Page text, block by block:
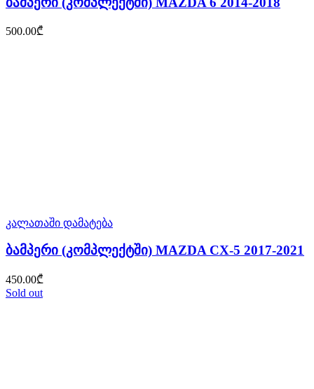
500.00₾
კალათაში დამატება
ბამპერი (კომპლექტში) MAZDA CX-5 2017-2021
450.00₾
Sold out